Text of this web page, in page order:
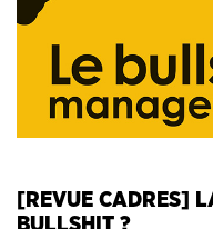
[REVUE CADRES]
BULLSHIT ?